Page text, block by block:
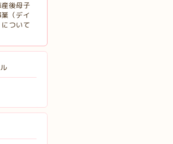
後母子
（デイ
ついて